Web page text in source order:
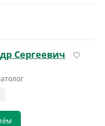
Сергеевич